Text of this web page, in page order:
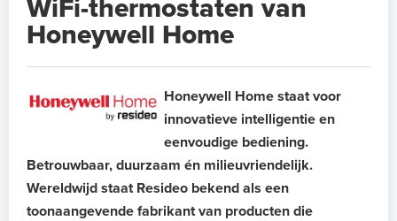
WiFi-thermostaten van
Honeywell Home
Honeywell Home staat voor
innovatieve intelligentie en
eenvoudige bediening.
Betrouwbaar, duurzaam én milieuvriendelijk.
Wereldwijd staat Resideo bekend als een
toonaangevende fabrikant van producten die